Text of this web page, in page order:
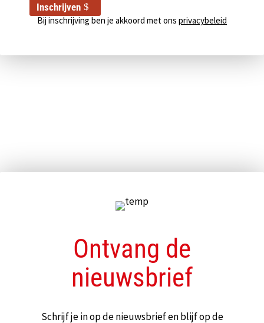
Inschrijven
Bij inschrijving ben je akkoord met ons privacybeleid
Ontvang de
nieuwsbrief
Schrijf je in op de nieuwsbrief en blijf op de